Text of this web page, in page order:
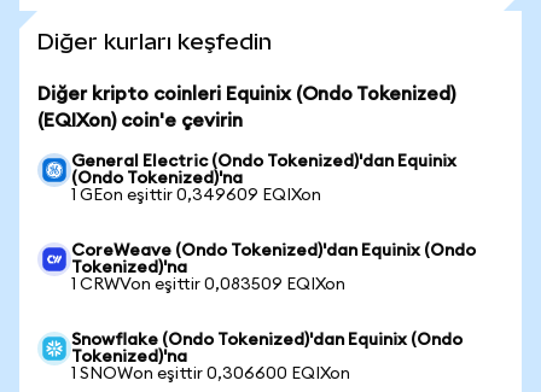
Diğer kurları keşfedin
Diğer kripto coinleri Equinix (Ondo Tokenized)
(EQIXon) coin'e çevirin
General Electric (Ondo Tokenized)'dan Equinix
(Ondo Tokenized)'na
1 GEon eşittir 0,349609 EQIXon
CoreWeave (Ondo Tokenized)'dan Equinix (Ondo
Tokenized)'na
1 CRWVon eşittir 0,083509 EQIXon
Snowflake (Ondo Tokenized)'dan Equinix (Ondo
Tokenized)'na
1 SNOWon eşittir 0,306600 EQIXon